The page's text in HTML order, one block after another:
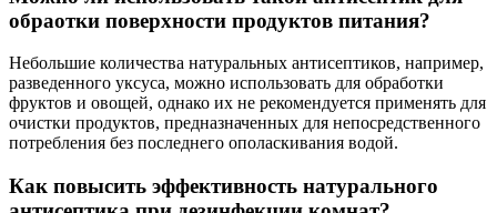
обраотки поверхности продуктов питания?
Небольшие количества натуральных антисептиков, например,
разведенного уксуса, можно использовать для обработки
фруктов и овощей, однако их не рекомендуется применять для
очистки продуктов, предназначенных для непосредственного
потребления без последнего ополаскивания водой.
Как повысить эффективность натурального